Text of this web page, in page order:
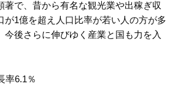
著で、昔から有名な観光業や出稼ぎ収
が1億を超え人口比率が若い人の方が多
今後さらに伸びゆく産業と国も力を入
率6.1％